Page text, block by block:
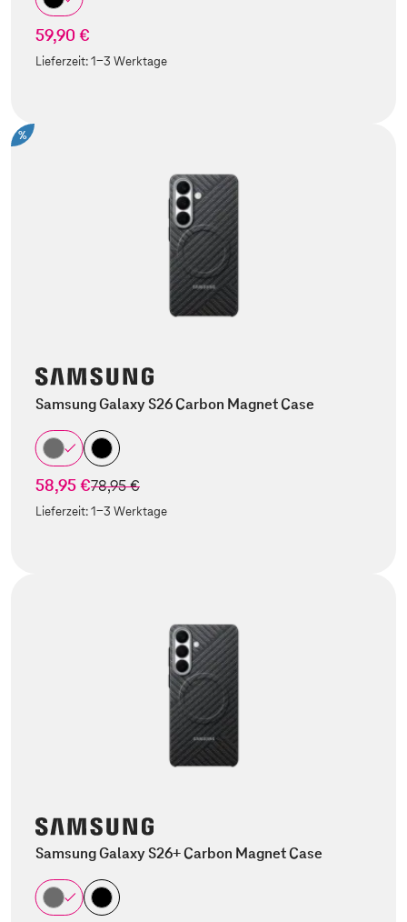
59,90 €
Lieferzeit:1-3 Werktage
%
Samsung Galaxy S26 Carbon Magnet Case
58,95 €statt
78,95 €
Lieferzeit:1-3 Werktage
Samsung Galaxy S26+ Carbon Magnet Case